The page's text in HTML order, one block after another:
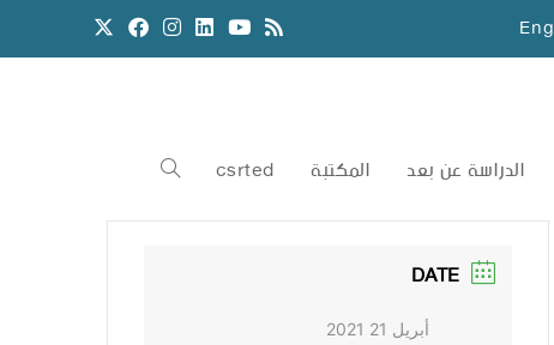
Eng
الدراسة عن بعد المكتبة csrted
DATE
أبريل 21 2021